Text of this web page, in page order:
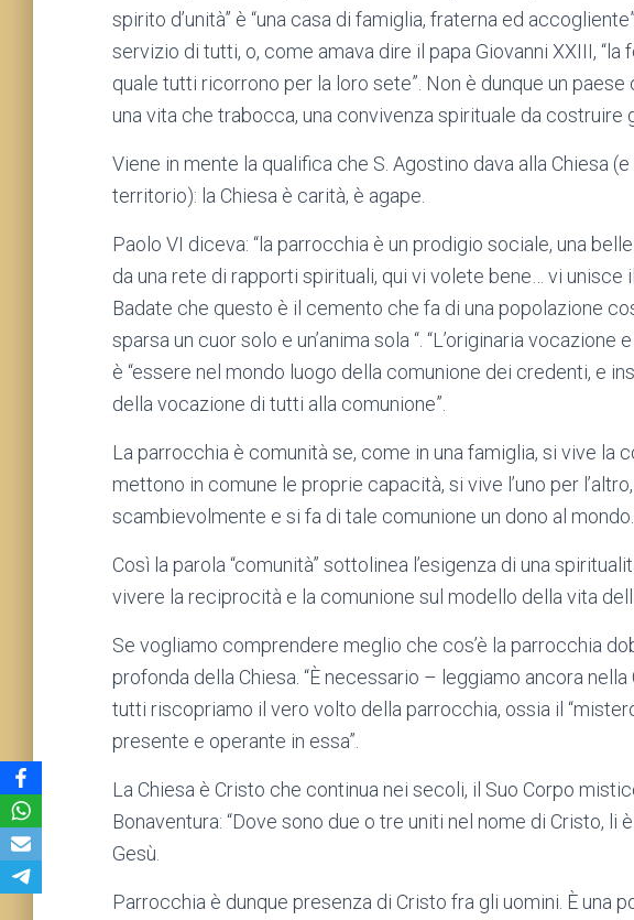
spirito d’unità” è “una casa di famiglia, fraterna ed
servizio di tutti, o, come amava dire il papa Giovanni XXIII, “la
quale tutti ricorrono per la loro sete”. Non è dunque un paese
una vita che trabocca, una convivenza spirituale da costruire
Viene in mente la qualifica che S. Agostino dava alla Chiesa
territorio): la Chiesa è carità, è agape.
Paolo VI diceva: “la parrocchia è un prodigio sociale, una
da una rete di rapporti spirituali, qui vi volete bene… vi unisce
Badate che questo è il cemento che fa di una popolazione
sparsa un cuor solo e un’anima sola “. “L’originaria
è “essere nel mondo luogo della comunione dei credenti, e
della vocazione di tutti alla comunione”.
La parrocchia è comunità se, come in una famiglia, si vive la
mettono in comune le proprie capacità, si vive l’uno per
scambievolmente e si fa di tale comunione un dono al mondo.
Così la parola “comunità” sottolinea l’esigenza di una
vivere la reciprocità e la comunione sul modello della vita
Se vogliamo comprendere meglio che cos’è la parrocchia
profonda della Chiesa. “È necessario – leggiamo ancora
tutti riscopriamo il vero volto della parrocchia, ossia il
presente e operante in essa”.
La Chiesa è Cristo che continua nei secoli, il Suo Corpo
Bonaventura: “Dove sono due o tre uniti nel nome di Cristo, li
Gesù.
Parrocchia è dunque presenza di Cristo fra gli uomini. È una